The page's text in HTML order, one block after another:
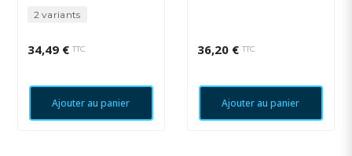
2 variants
34,49 € TTC
Ajouter au panier
36,20 € TTC
Ajouter au panier